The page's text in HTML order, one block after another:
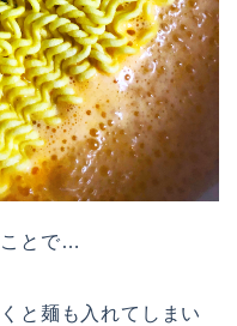
ことで…
と麺も入れてしまい